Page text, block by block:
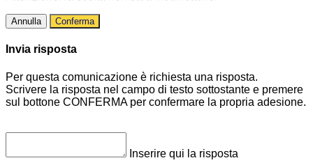
Annulla Conferma
Invia risposta
Per questa comunicazione è richiesta una risposta.
Scrivere la risposta nel campo di testo sottostante e premere
sul bottone CONFERMA per confermare la propria adesione.
Inserire qui la risposta